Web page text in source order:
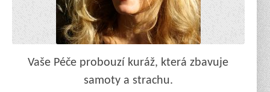
Vaše Péče probouzí kuráž, která zbavuje
samoty a strachu.